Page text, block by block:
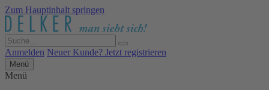
Zum Hauptinhalt springen
Anmelden Neuer Kunde? Jetzt registrieren
Menü
Menü